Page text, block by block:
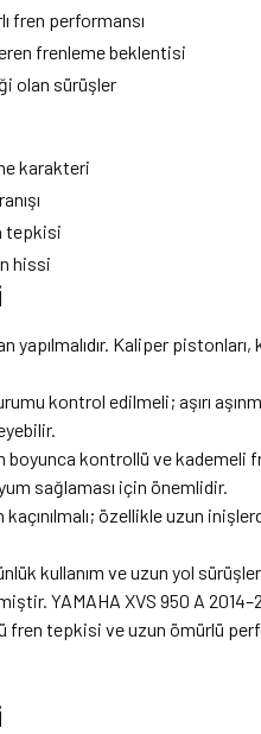
fren performansı
frenleme beklentisi
olan sürüşler
karakteri
tepkisi
hissi
Kaliper
kontrol edilmeli; aşırı
kontrollü ve kademeli
sağlaması için önemlidir.
özellikle uzun
kullanım ve uzun yol
YAMAHA XVS 950 A
fren tepkisi ve uzun ömürlü